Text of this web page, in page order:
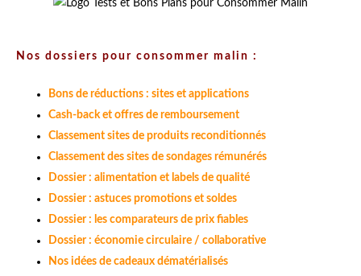
Nos dossiers pour consommer malin :
Bons de réductions : sites et applications
Cash-back et offres de remboursement
Classement sites de produits reconditionnés
Classement des sites de sondages rémunérés
Dossier : alimentation et labels de qualité
Dossier : astuces promotions et soldes
Dossier : les comparateurs de prix fiables
Dossier : économie circulaire / collaborative
Nos idées de cadeaux dématérialisés